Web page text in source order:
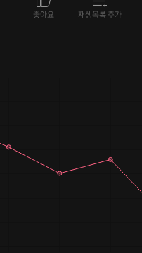
좋아요 재생목록 추가